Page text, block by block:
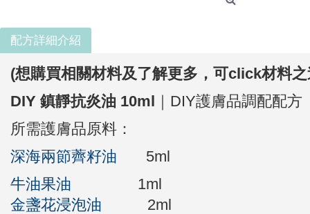
配方詳細介紹
(想購買相關材料及了解更多， 可click材料之
DIY 鎮靜抗炎油 10ml ｜DIY護膚品調配配方
所需護膚品原料：
深海兩節薺籽油
5ml
牛油果油
1ml
金盞花浸泡油
2ml